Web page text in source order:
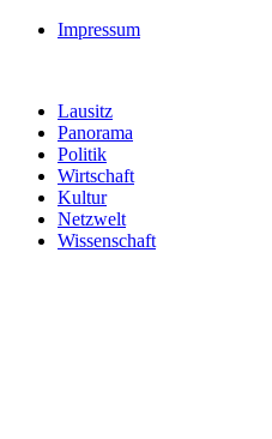
Impressum
Lausitz
Panorama
Politik
Wirtschaft
Kultur
Netzwelt
Wissenschaft